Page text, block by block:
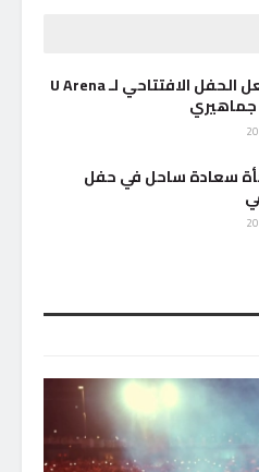
الهضبة يشعل الحفل الافتتاحي لـ U Arena
سعادة ساحل في حفل